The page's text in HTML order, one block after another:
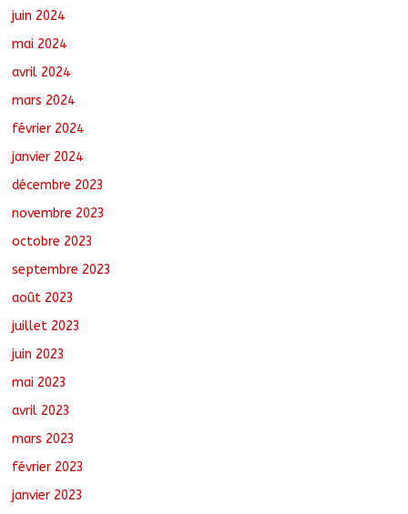
juin 2024
mai 2024
avril 2024
mars 2024
février 2024
janvier 2024
décembre 2023
novembre 2023
octobre 2023
septembre 2023
août 2023
juillet 2023
juin 2023
mai 2023
avril 2023
mars 2023
février 2023
janvier 2023